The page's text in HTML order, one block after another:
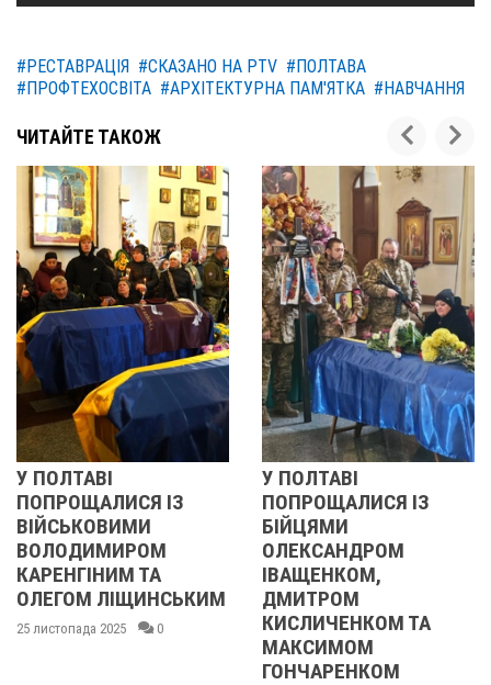
#РЕСТАВРАЦІЯ #СКАЗАНО НА PTV #ПОЛТАВА
#ПРОФТЕХОСВІТА #АРХІТЕКТУРНА ПАМ'ЯТКА #НАВЧАННЯ
ЧИТАЙТЕ ТАКОЖ
ПОЛТАВІ
ІЗ
ТА
ЛІЩИНСЬКИМ
листопада 2025 0
У ПОЛТАВІ
ПОПРОЩАЛИСЯ ІЗ
БІЙЦЯМИ
ОЛЕКСАНДРОМ
ІВАЩЕНКОМ,
ДМИТРОМ
КИСЛИЧЕНКОМ ТА
МАКСИМОМ
ГОНЧАРЕНКОМ